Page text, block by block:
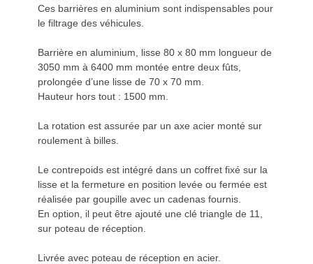
Ces barrières en aluminium sont indispensables pour
le filtrage des véhicules.
Barrière en aluminium, lisse 80 x 80 mm longueur de
3050 mm à 6400 mm montée entre deux fûts,
prolongée d’une lisse de 70 x 70 mm.
Hauteur hors tout : 1500 mm.
La rotation est assurée par un axe acier monté sur
roulement à billes.
Le contrepoids est intégré dans un coffret fixé sur la
lisse et la fermeture en position levée ou fermée est
réalisée par goupille avec un cadenas fournis.
En option, il peut être ajouté une clé triangle de 11,
sur poteau de réception.
Livrée avec poteau de réception en acier.